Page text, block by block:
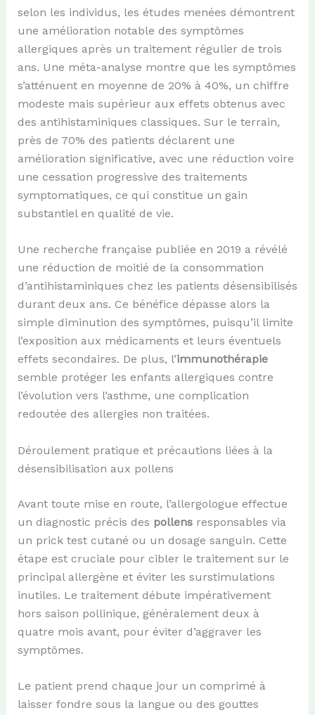
selon les individus, les études menées démontrent
une amélioration notable des symptômes
allergiques après un traitement régulier de trois
ans. Une méta-analyse montre que les symptômes
s’atténuent en moyenne de 20% à 40%, un chiffre
modeste mais supérieur aux effets obtenus avec
des antihistaminiques classiques. Sur le terrain,
près de 70% des patients déclarent une
amélioration significative, avec une réduction voire
une cessation progressive des traitements
symptomatiques, ce qui constitue un gain
substantiel en qualité de vie.
Une recherche française publiée en 2019 a révélé
une réduction de moitié de la consommation
d’antihistaminiques chez les patients désensibilisés
durant deux ans. Ce bénéfice dépasse alors la
simple diminution des symptômes, puisqu’il limite
l’exposition aux médicaments et leurs éventuels
effets secondaires. De plus, l’immunothérapie
semble protéger les enfants allergiques contre
l’évolution vers l’asthme, une complication
redoutée des allergies non traitées.
Déroulement pratique et précautions liées à la
désensibilisation aux pollens
Avant toute mise en route, l’allergologue effectue
un diagnostic précis des pollensresponsables via
un prick test cutané ou un dosage sanguin. Cette
étape est cruciale pour cibler le traitement sur le
principal allergène et éviter les surstimulations
inutiles. Le traitement débute impérativement
hors saison pollinique, généralement deux à
quatre mois avant, pour éviter d’aggraver les
symptômes.
Le patient prend chaque jour un comprimé à
laisser fondre sous la langue ou des gouttes